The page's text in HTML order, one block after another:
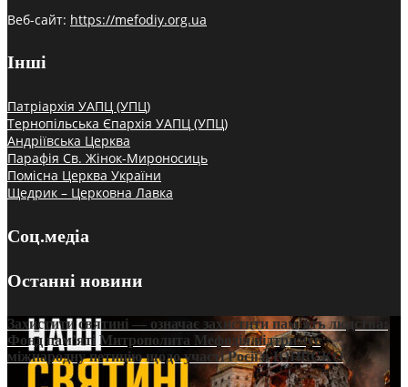
Веб-сайт: https://mefodiy.org.ua
Інші
Патріархія УАПЦ (УПЦ)
Тернопільська Єпархія УАПЦ (УПЦ)
Андріївська Церква
Парафія Св. Жінок-Мироносиць
Помісна Церква України
Щедрик – Церковна Лавка
Соц.медіа
Останні новини
Захистити святині — означає захистити пам’ять людства:
Фонд пам’яті Митрополита Мефодія підтримує
міжнародну петицію щодо участі Росії в ЮНЕСКО